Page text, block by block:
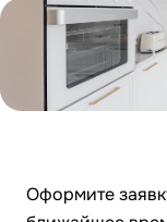
Оформите